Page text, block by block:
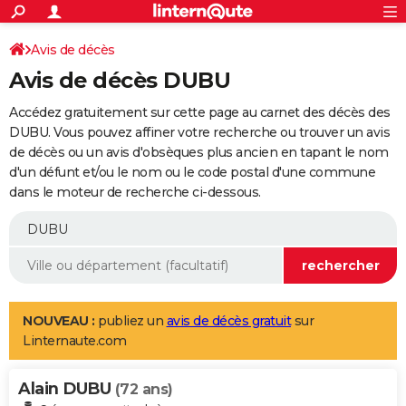
ACTUALITÉS
Politique
Société
Faits Divers
Education
Monde
Villes
+
SPORT
Coupe du monde 2026
Football
Tennis
Cyclisme
Rugby
Forum
Programme TV
TNT
Streaming
Cinéma
Sorties cinéma
Musique
+
FINANCE
Retraite
Impôts
Epargne
Immobilier
Risques naturels par ville
Banque
Assurance
Crédit
AUTO
Essais
Réserver un essai
Citadines
Berlines
SUV
Forum auto
+
Mobiles
Meilleur smartphone
Internet
Ordinateurs
Jeux vidéo
Guide high-tech
Aménagement intérieur
LIFESTYLE
Art de vivre
Bien-être
Loisirs
Mode
Modes de vie
Alimentation
Guide de la santé
Maladies
Médicaments
Sommeil
VOYAGE
Avis de décès
Avis de décès DUBU
Accédez gratuitement sur cette page au carnet des décès des
DUBU. Vous pouvez affiner votre recherche ou trouver un avis
de décès ou un avis d'obsèques plus ancien en tapant le nom
d'un défunt et/ou le nom ou le code postal d'une commune
dans le moteur de recherche ci-dessous.
NOUVEAU : publiez un avis de décès gratuitsur
Linternaute.com
Alain DUBU (72 ans)